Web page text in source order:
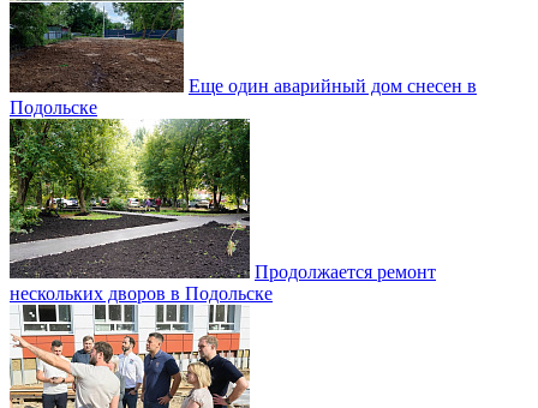
Еще один аварийный дом снесен в
Подольске
Продолжается ремонт
нескольких дворов в Подольске